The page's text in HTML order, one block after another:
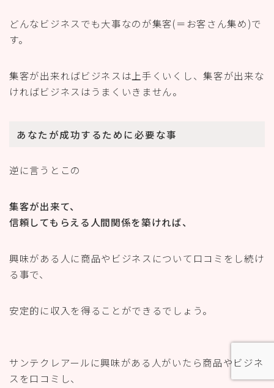
どんなビジネスでも大事なのが集客(＝お客さん集め)で
す。
集客が出来ればビジネスは上手くいくし、集客が出来な
ければビジネスはうまくいきません。
あなたが成功するために必要な事
逆に言うとこの
集客が出来て、
信頼してもらえる人間関係を築ければ、
興味がある人に商品やビジネスについて口コミをし続け
る事で、
安定的に収入を得ることができるでしょう。
サンテクレアールに興味がある人がいたら商品やビジネ
スを口コミし、